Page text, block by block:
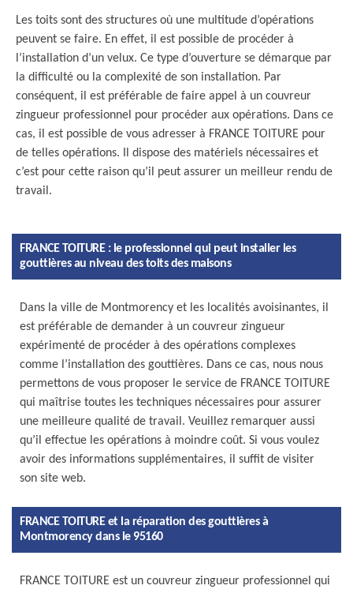
Les toits sont des structures où une multitude d’opérations
peuvent se faire. En effet, il est possible de procéder à
l’installation d’un velux. Ce type d’ouverture se démarque par
la difficulté ou la complexité de son installation. Par
conséquent, il est préférable de faire appel à un couvreur
zingueur professionnel pour procéder aux opérations. Dans ce
cas, il est possible de vous adresser à FRANCE TOITURE pour
de telles opérations. Il dispose des matériels nécessaires et
c’est pour cette raison qu’il peut assurer un meilleur rendu de
travail.
FRANCE TOITURE : le professionnel qui peut installer les
gouttières au niveau des toits des maisons
Dans la ville de Montmorency et les localités avoisinantes, il
est préférable de demander à un couvreur zingueur
expérimenté de procéder à des opérations complexes
comme l’installation des gouttières. Dans ce cas, nous nous
permettons de vous proposer le service de FRANCE TOITURE
qui maîtrise toutes les techniques nécessaires pour assurer
une meilleure qualité de travail. Veuillez remarquer aussi
qu’il effectue les opérations à moindre coût. Si vous voulez
avoir des informations supplémentaires, il suffit de visiter
son site web.
FRANCE TOITURE et la réparation des gouttières à
Montmorency dans le 95160
FRANCE TOITURE est un couvreur zingueur professionnel qui